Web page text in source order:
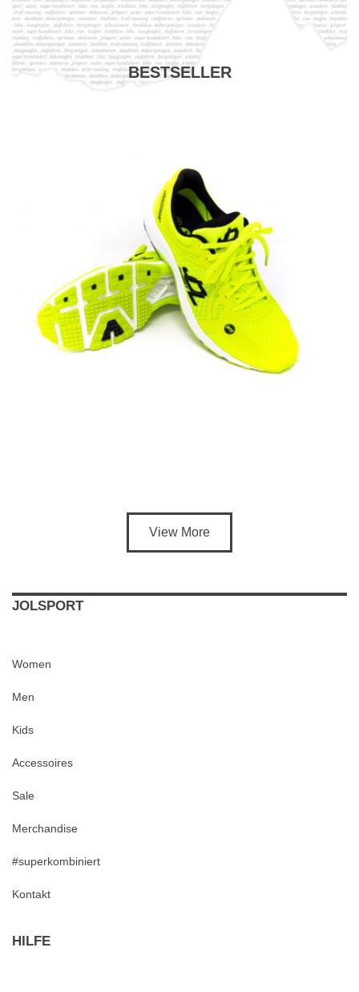
BESTSELLER
View More
JOLSPORT
Women
Men
Kids
Accessoires
Sale
Merchandise
#superkombiniert
Kontakt
HILFE